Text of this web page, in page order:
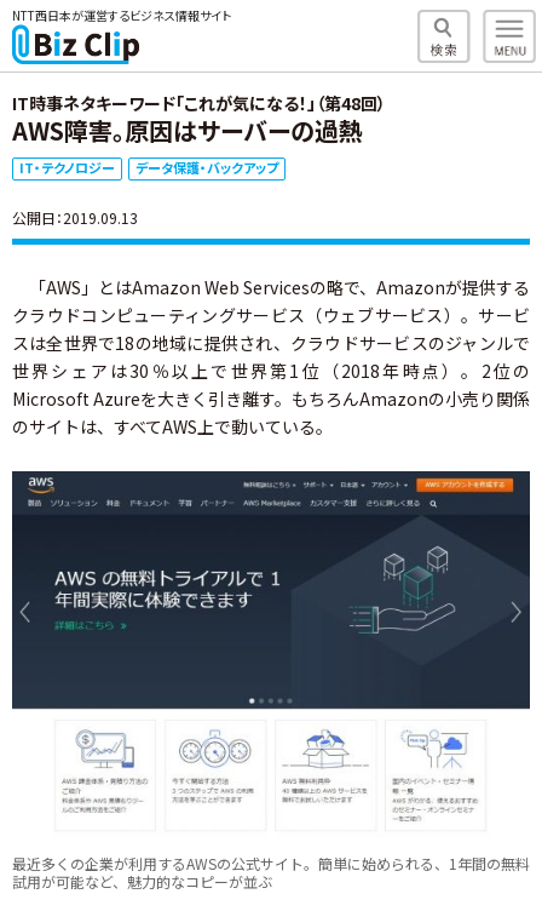
NTT西日本が運営するビジネス情報サイト
IT時事ネタキーワード「これが気になる！」（第48回）
AWS障害。原因はサーバーの過熱
IT・テクノロジー データ保護・バックアップ
公開日：2019.09.13
「AWS」とはAmazon Web Servicesの略で、Amazonが提供する
クラウドコンピューティングサービス（ウェブサービス）。サービ
スは全世界で18の地域に提供され、クラウドサービスのジャンルで
世界シェアは30％以上で世界第1位（2018年時点）。2位の
Microsoft Azureを大きく引き離す。もちろんAmazonの小売り関係
のサイトは、すべてAWS上で動いている。
最近多くの企業が利用するAWSの公式サイト。簡単に始められる、1年間の無料
試用が可能など、魅力的なコピーが並ぶ